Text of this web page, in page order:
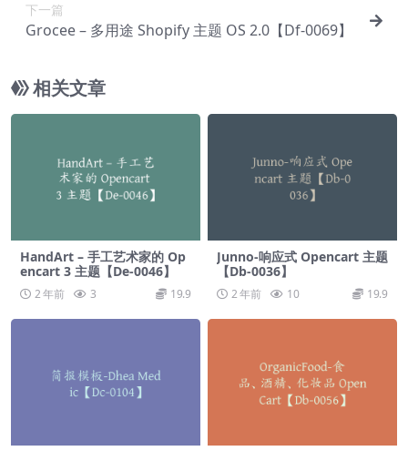
下一篇
Grocee – 多用途 Shopify 主题 OS 2.0【Df-0069】
相关文章
HandArt – 手工艺术家的 Op
encart 3 主题【De-0046】
2 年前 3 19.9
Junno-响应式 Opencart 主题
【Db-0036】
2 年前 10 19.9